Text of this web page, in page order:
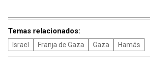
Temas relacionados:
Israel Franja de Gaza Gaza Hamás